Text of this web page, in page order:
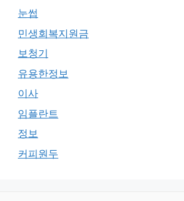
눈썹
민생회복지원금
보청기
유용한정보
이사
임플란트
정보
커피원두